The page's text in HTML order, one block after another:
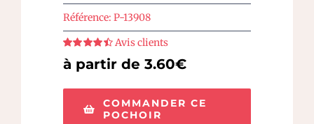
Référence: P-13908
Note
sur
5
Avis clients
à partir de 3.60€
COMMANDER CE
POCHOIR